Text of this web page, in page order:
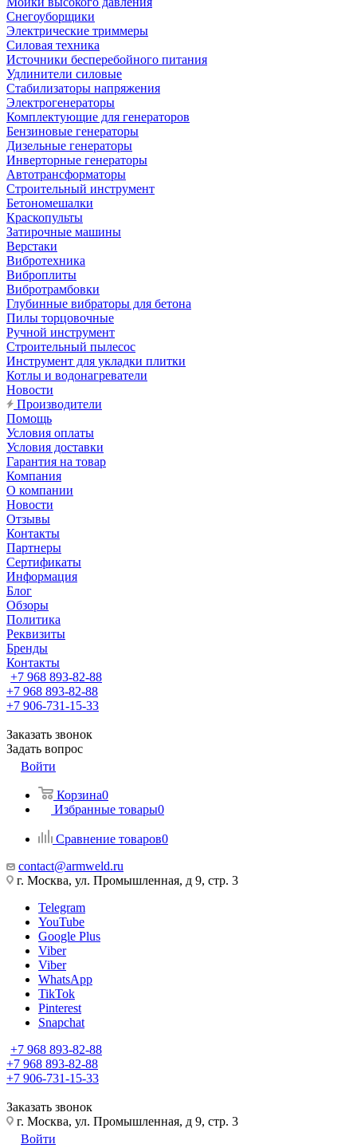
Снегоуборщики
Электрические триммеры
Силовая техника
Источники бесперебойного питания
Удлинители силовые
Стабилизаторы напряжения
Электрогенераторы
Комплектующие для генераторов
Бензиновые генераторы
Дизельные генераторы
Инверторные генераторы
Автотрансформаторы
Строительный инструмент
Бетономешалки
Краскопульты
Затирочные машины
Верстаки
Вибротехника
Виброплиты
Вибротрамбовки
Глубинные вибраторы для бетона
Пилы торцовочные
Ручной инструмент
Строительный пылесос
Инструмент для укладки плитки
Котлы и водонагреватели
Новости
Производители
Помощь
Условия оплаты
Условия доставки
Гарантия на товар
Компания
О компании
Новости
Отзывы
Контакты
Партнеры
Сертификаты
Информация
Блог
Обзоры
Политика
Реквизиты
Бренды
Контакты
+7 968 893-82-88
+7 968 893-82-88
+7 906-731-15-33
Заказать звонок
Задать вопрос
Войти
Корзина0
Избранные товары0
Сравнение товаров0
contact@armweld.ru
г. Москва, ул. Промышленная, д 9, стр. 3
Telegram
YouTube
Google Plus
Viber
Viber
WhatsApp
TikTok
Pinterest
Snapchat
+7 968 893-82-88
+7 968 893-82-88
+7 906-731-15-33
Заказать звонок
г. Москва, ул. Промышленная, д 9, стр. 3
Войти